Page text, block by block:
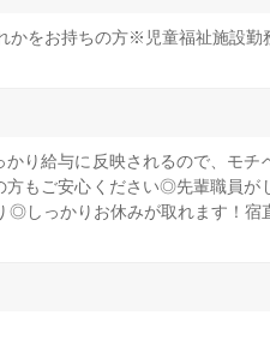
かをお持ちの方※児童福祉施設
り給与に反映されるので、モチ
もご安心ください◎先輩職員が
しっかりお休みが取れます！宿